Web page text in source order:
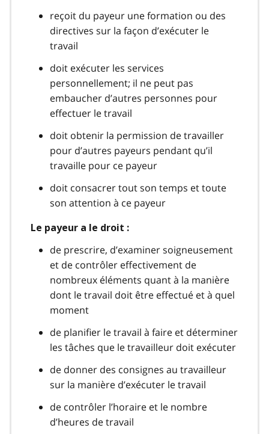
reçoit du payeur une formation ou des
directives sur la façon d’exécuter le
travail
doit exécuter les services
personnellement; il ne peut pas
embaucher d’autres personnes pour
effectuer le travail
doit obtenir la permission de travailler
pour d’autres payeurs pendant qu’il
travaille pour ce payeur
doit consacrer tout son temps et toute
son attention à ce payeur
Le payeur a le droit :
de prescrire, d’examiner soigneusement
et de contrôler effectivement de
nombreux éléments quant à la manière
dont le travail doit être effectué et à quel
moment
de planifier le travail à faire et déterminer
les tâches que le travailleur doit exécuter
de donner des consignes au travailleur
sur la manière d’exécuter le travail
de contrôler l’horaire et le nombre
d’heures de travail